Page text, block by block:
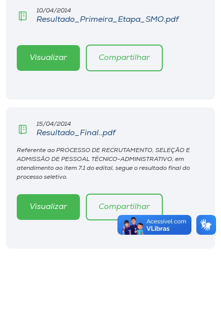
10/04/2014
Resultado_Primeira_Etapa_SMO.pdf
Visualizar Compartilhar
15/04/2014
Resultado_Final..pdf
Referente ao PROCESSO DE RECRUTAMENTO, SELEÇÃO E
ADMISSÃO DE PESSOAL TÉCNICO-ADMINISTRATIVO, em
atendimento ao item 7.1 do edital, segue o resultado final do
processo seletivo.
Visualizar Compartilhar